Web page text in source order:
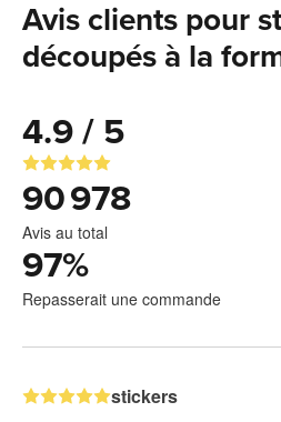
Avis clients pour
découpés à la
4.9 / 5
90 978
Avis au total
97%
Repasserait une commande
stickers